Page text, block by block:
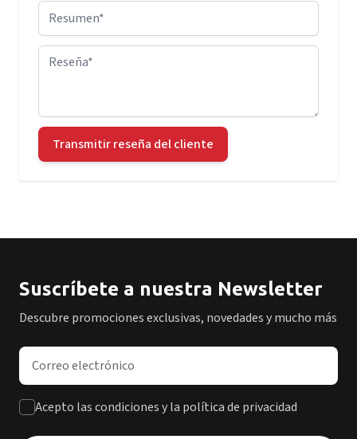
Resumen
Reseña
Transmitir reseña del cliente
Suscríbete a nuestra Newsletter
Descubre promociones exclusivas, novedades y mucho más
Dirección de correo electrónico
Acepto las condiciones y la política de privacidad